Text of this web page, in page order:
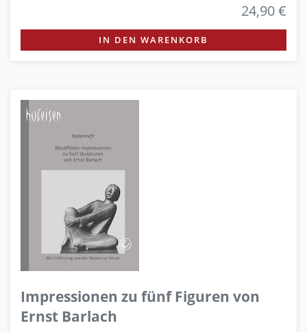
24,90 €
IN DEN WARENKORB
Impressionen zu fünf Figuren von
Ernst Barlach